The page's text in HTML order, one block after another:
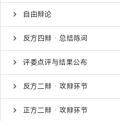
自由辩论
反方四辩 · 总结陈词
评委点评与结果公布
反方二辩 · 攻辩环节
正方二辩 · 攻辩环节